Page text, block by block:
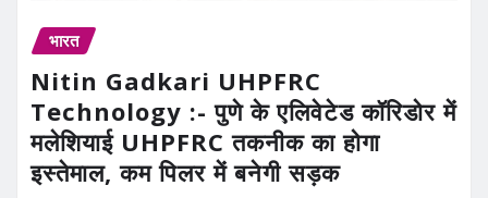
भारत
Nitin Gadkari UHPFRC
Technology :- पुणे के एलिवेटेड कॉरिडोर में
मलेशियाई UHPFRC तकनीक का होगा
इस्तेमाल, कम पिलर में बनेगी सड़क